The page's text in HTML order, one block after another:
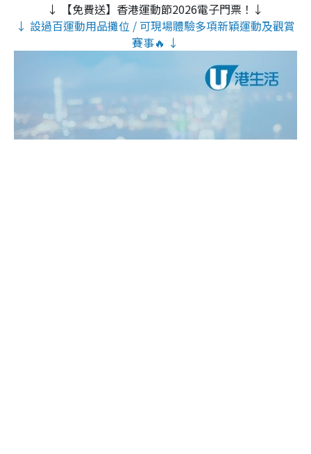
↓ 【免費送】香港運動節2026電子門票！↓
↓ 設過百運動用品攤位 / 可現場體驗多項新穎運動及觀賞
賽事🔥 ↓